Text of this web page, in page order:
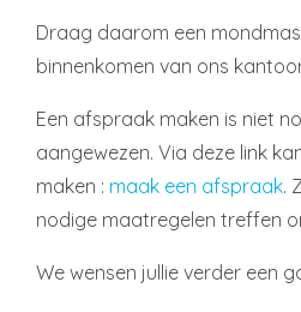
Draag daarom een
binnenkomen van ons
Een afspraak maken is niet
aangewezen. Via deze link
maken : maak een afspraak.
nodige maatregelen treffen
We wensen jullie verder een